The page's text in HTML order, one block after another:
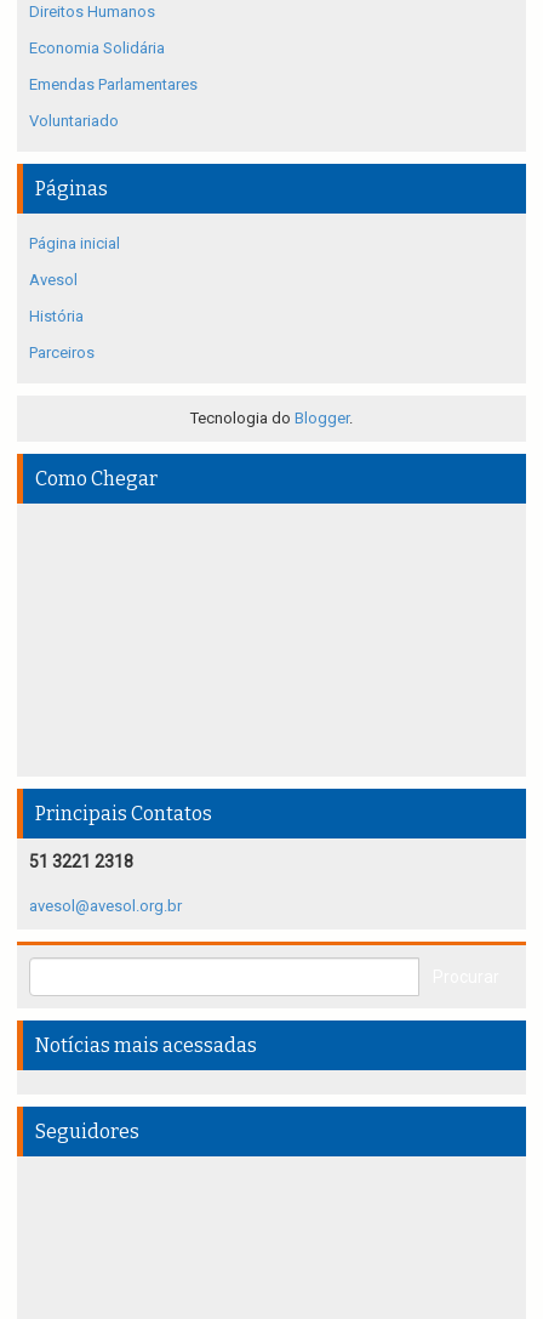
Direitos Humanos
Economia Solidária
Emendas Parlamentares
Voluntariado
Páginas
Página inicial
Avesol
História
Parceiros
Tecnologia do Blogger.
Como Chegar
Principais Contatos
51 3221 2318
avesol@avesol.org.br
Notícias mais acessadas
Seguidores